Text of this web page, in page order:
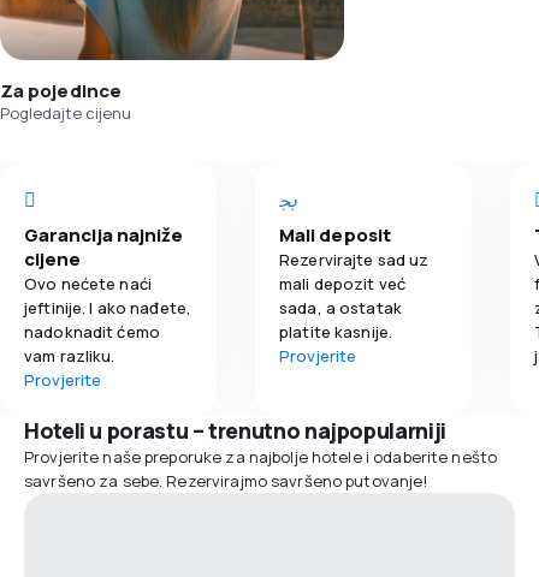
Za pojedince
Pogledajte cijenu
Garancija najniže
cijene
Ovo nećete naći
jeftinije. I ako nađete,
nadoknadit ćemo
vam razliku.
Provjerite
Mali deposit
Rezervirajte sad uz
mali depozit već
sada, a ostatak
platite kasnije.
Provjerite
Hoteli u porastu – trenutno najpopularniji
Provjerite naše preporuke za najbolje hotele i odaberite nešto
savršeno za sebe. Rezervirajmo savršeno putovanje!